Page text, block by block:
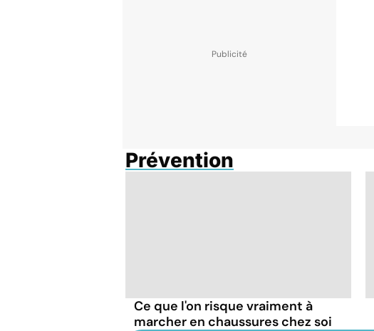
Prévention
Ce que l'on risque vraiment à
marcher en chaussures chez soi